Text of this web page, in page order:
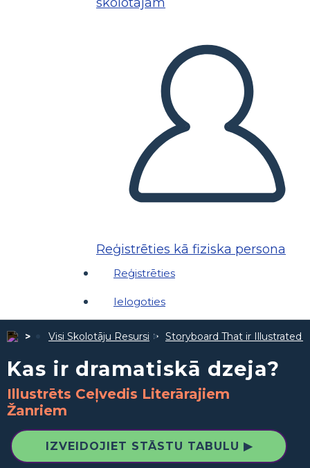
Reģistrēties kā fiziska persona
Reģistrēties
Ielogoties
Visi Skolotāju Resursi Storyboard That ir Illustrated
Kas ir dramatiskā dzeja?
Illustrēts Ceļvedis Literārajiem
Žanriem
IZVEIDOJIET STĀSTU TABULU ▶